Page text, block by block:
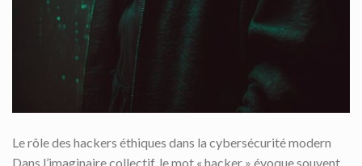
Le rôle des hackers éthiques dans la cybersécurité modern
Dans l’imaginaire collectif, le mot « hacker » évoque souvent